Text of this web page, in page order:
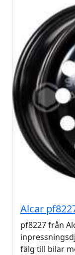
Alcar
pf8227 från
fälg till bilar